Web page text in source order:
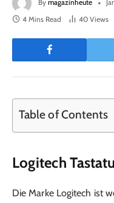
By magazinheute
4 Mins Read
40 Views
Table of Contents
Logitech
Die Marke Logitech ist